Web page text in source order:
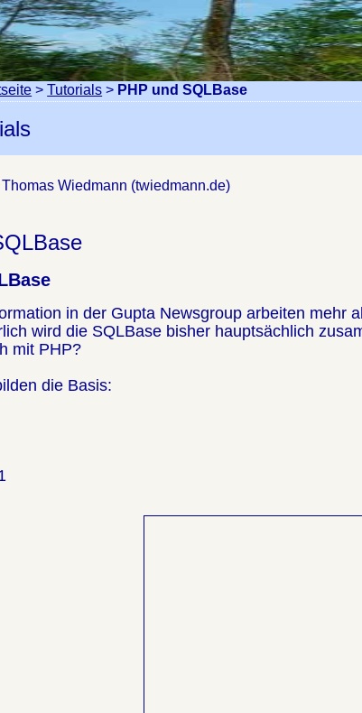
>Tutorials > PHP und SQLBase
Wiedmann (twiedmann.de)
in der Gupta Newsgroup arbeiten mehr
wird die SQLBase bisher hauptsächlich
mit PHP?
die Basis: